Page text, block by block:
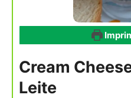
Cream
Leite